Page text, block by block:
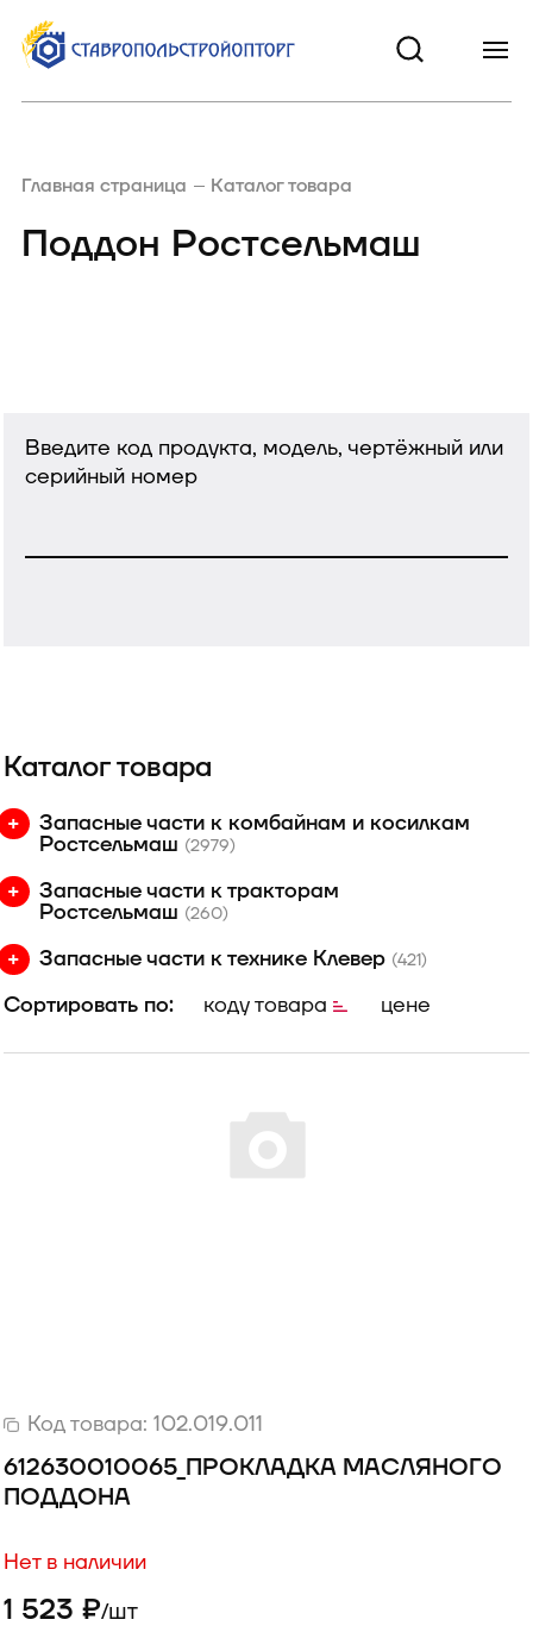
Главная страница Каталог товара
Поддон Ростсельмаш
Введите код продукта, модель, чертёжный или
серийный номер
Каталог товара
Запасные части к комбайнам и косилкам
Ростсельмаш (2979)
Запасные части к тракторам
Ростсельмаш (260)
Запасные части к технике Клевер (421)
Сортировать по: коду товара цене
Код товара: 102.019.011
612630010065_ПРОКЛАДКА МАСЛЯНОГО
ПОДДОНА
Нет в наличии
1 523 ₽/шт